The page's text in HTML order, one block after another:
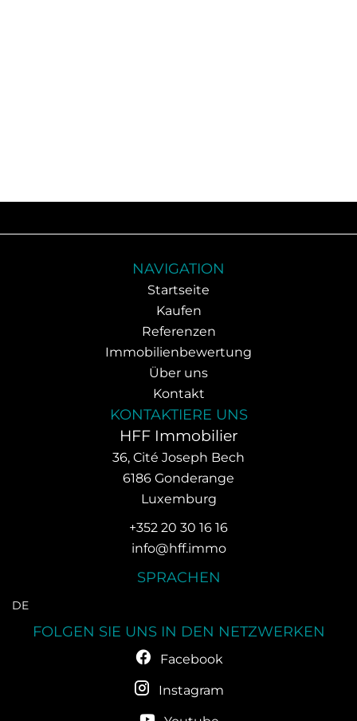
NAVIGATION
Startseite
Kaufen
Referenzen
Immobilienbewertung
Über uns
Kontakt
KONTAKTIERE UNS
HFF Immobilier
36, Cité Joseph Bech
6186 Gonderange
Luxemburg
+352 20 30 16 16
info@hff.immo
SPRACHEN
DE
FOLGEN SIE UNS IN DEN NETZWERKEN
Facebook
Instagram